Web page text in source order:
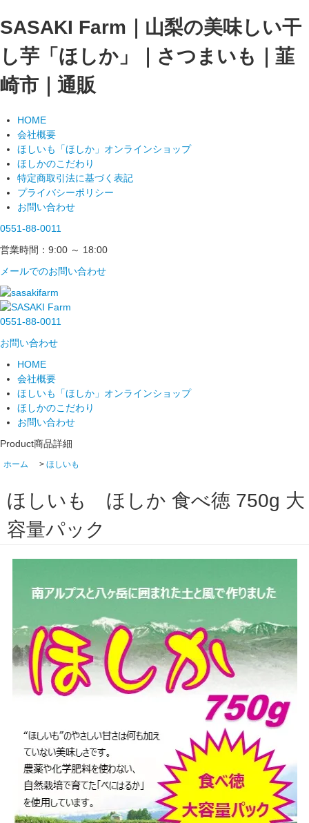
SASAKI Farm｜山梨の美味しい干
し芋「ほしか」｜さつまいも｜韮
崎市｜通販
HOME
会社概要
ほしいも「ほしか」オンラインショップ
ほしかのこだわり
特定商取引法に基づく表記
プライバシーポリシー
お問い合わせ
0551-88-0011
営業時間：9:00 ～ 18:00
メールでのお問い合わせ
0551-88-0011
お問い合わせ
HOME
会社概要
ほしいも「ほしか」オンラインショップ
ほしかのこだわり
お問い合わせ
Product商品詳細
ホーム > ほしいも
ほしいも ほしか 食べ徳 750g 大
容量パック